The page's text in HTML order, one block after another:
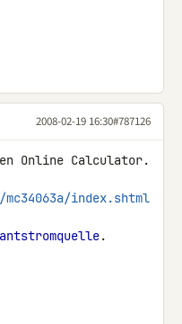
2008-02-19 16:30#787126
Online Calculator.
index.shtml
.